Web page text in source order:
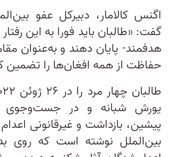
اگنس کالامار، دبیرکل عفو
گفت: «طالبان باید فورا به این
هدفمند- پایان دهند و به‌عنوان
حفاظت از همه افغان‌ها را تضمین
یورش شبانه و در جست‌وجوی
پیشین، بازداشت و غیرقانونی
بین‌الملل نوشته است که روی